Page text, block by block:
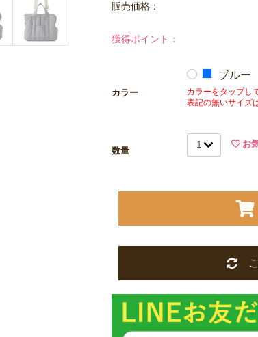
販売価格：
獲得ポイント：
カラー
ブルー
カラーをタップし
表記の無いサイズ
数量
お
こ